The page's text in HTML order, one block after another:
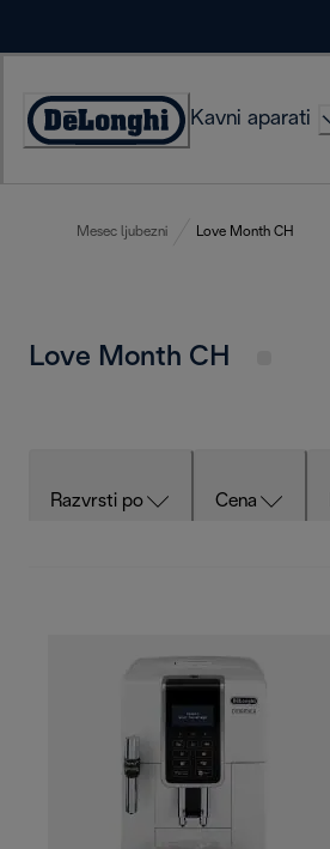
Accessibility
Kavni aparati
Mesec ljubezni Love Month CH
Love Month CH
Razvrsti po Cena